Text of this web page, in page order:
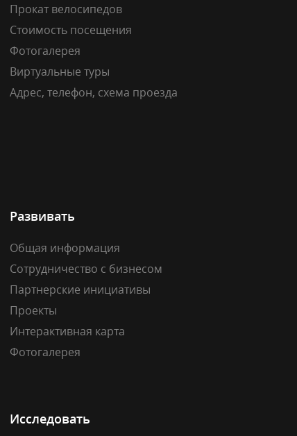
Прокат велосипедов
Стоимость посещения
Фотогалерея
Виртуальные туры
Адрес, телефон, схема проезда
Развивать
Общая информация
Сотрудничество с бизнесом
Партнерские инициативы
Проекты
Интерактивная карта
Фотогалерея
Исследовать